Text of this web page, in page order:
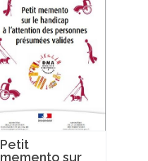
Petit
memento sur